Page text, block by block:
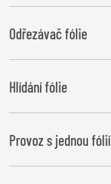
Odřezávač fólie
Hlídání fólie
Provoz s jednou fólií